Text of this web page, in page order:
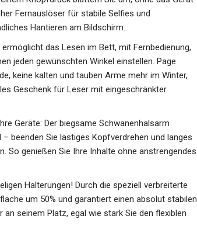
Fernauslöser für stabile Selfies und
Hantieren am Bildschirm.
das Lesen im Bett, mit Fernbedienung,
jeden gewünschten Winkel einstellen. Page
keine kalten und tauben Arme mehr im Winter,
Geschenk für Leser mit eingeschränkter
Geräte: Der biegsame Schwanenhalsarm
beenden Sie lästiges Kopfverdrehen und langes
So genießen Sie Ihre Inhalte ohne anstrengendes
Halterungen! Durch die speziell verbreiterte
um 50% und garantiert einen absolut stabilen
seinem Platz, egal wie stark Sie den flexiblen